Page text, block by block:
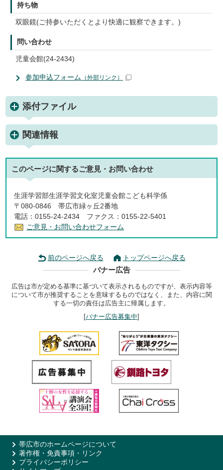
持ち物
双眼鏡(ご持参いただくとより快適に観察できます。)
問い合わせ
児童会館(24-2434)
参加申込フォーム （外部リンク）
添付ファイル
関連情報
このページに関するご意見・お問い合わせ
生涯学習部生涯学習文化室児童会館こども科学係
〒080-0846 帯広市緑ヶ丘2番地
電話：0155-24-2434 ファクス：0155-22-5401
ご意見・お問い合わせフォーム
前のページへ戻る トップページへ戻る
バナー広告
広告は市が定める基準に基づいて表示されるものですが、表示内容等
について市が推奨することを意味するものではなく、また、内容に関
する一切の責任は広告主に帰属します。
[バナー広告募集中]
帯広市のホームページについて
著作権・免責事項・リンク
プライバシーポリシー